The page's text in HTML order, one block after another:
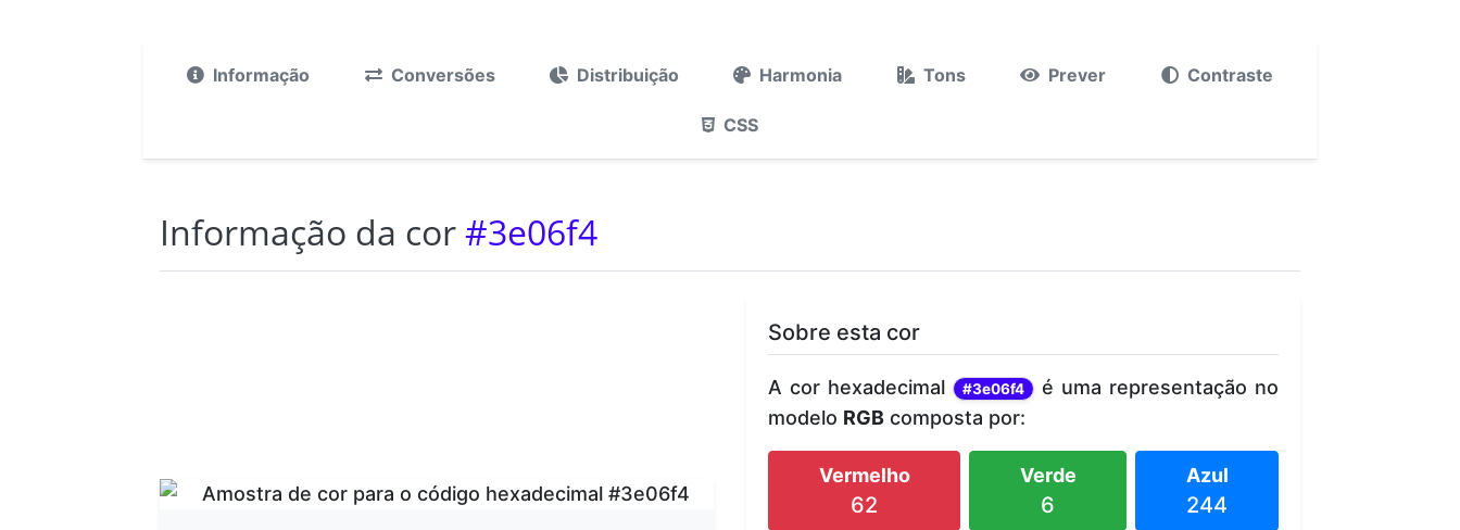
Informação Conversões Distribuição Harmonia Tons Prever Contraste
CSS
Informação da cor#3e06f4
Sobre esta cor
A cor hexadecimal #3e06f4
é uma representação no
modelo RGB composta por:
Vermelho
62
Verde
6
Azul
244